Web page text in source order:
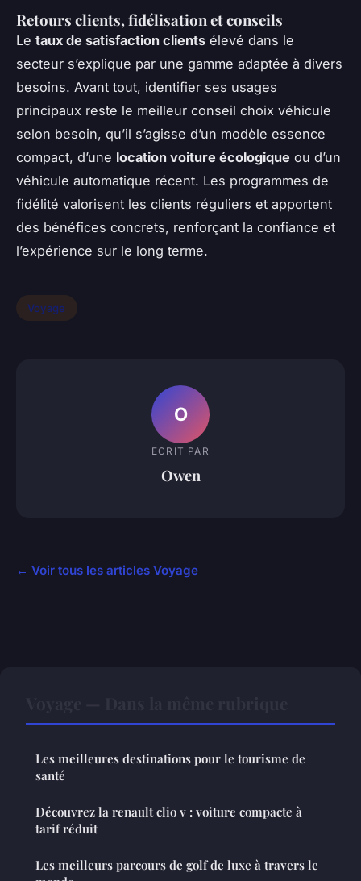
Retours clients, fidélisation et conseils
Le taux de satisfaction clients élevé dans le
secteur s’explique par une gamme adaptée à divers
besoins. Avant tout, identifier ses usages
principaux reste le meilleur conseil choix véhicule
selon besoin, qu’il s’agisse d’un modèle essence
compact, d’une location voiture écologique ou d’un
véhicule automatique récent. Les programmes de
fidélité valorisent les clients réguliers et apportent
des bénéfices concrets, renforçant la confiance et
l’expérience sur le long terme.
Voyage
O
ECRIT PAR
Owen
← Voir tous les articles Voyage
Les meilleures destinations pour le tourisme de
santé
Découvrez la renault clio v : voiture compacte à
tarif réduit
Les meilleurs parcours de golf de luxe à travers le